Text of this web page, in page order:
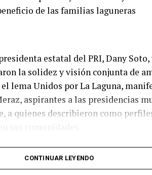
de las familias laguneras
estatal del PRI, Dany
la solidez y visión conjunta de
lema Unidos por La Laguna,
aspirantes a las presidencias
a quienes describieron como
entre PRI y PAN no responde a
CONTINUAR LEYENDO